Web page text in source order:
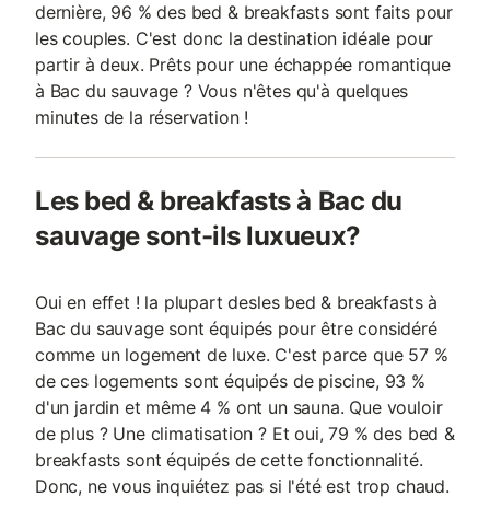
dernière, 96 % des bed & breakfasts sont faits pour
les couples. C'est donc la destination idéale pour
partir à deux. Prêts pour une échappée romantique
à Bac du sauvage ? Vous n'êtes qu'à quelques
minutes de la réservation !
Les bed & breakfasts à Bac du
sauvage sont-ils luxueux?
Oui en effet ! la plupart desles bed & breakfasts à
Bac du sauvage sont équipés pour être considéré
comme un logement de luxe. C'est parce que 57 %
de ces logements sont équipés de piscine, 93 %
d'un jardin et même 4 % ont un sauna. Que vouloir
de plus ? Une climatisation ? Et oui, 79 % des bed &
breakfasts sont équipés de cette fonctionnalité.
Donc, ne vous inquiétez pas si l'été est trop chaud.